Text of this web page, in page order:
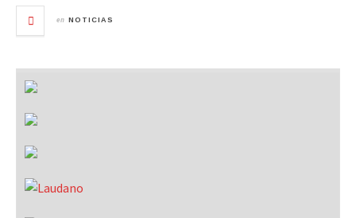
en NOTICIAS